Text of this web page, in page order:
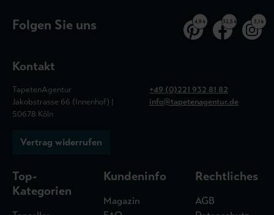
Folgen Sie uns 4,9 k 32,5 k 3,1 k
Kontakt
TapetenAgentur
Jakobstrasse 66 (Innenhof) |
50678 Köln
+49 (0)221 932 81 82
info@tapetenagentur.de
Vertrag widerrufen
Top-
Kategorien
Kundeninfo
Magazin
Rechtliches
AGB